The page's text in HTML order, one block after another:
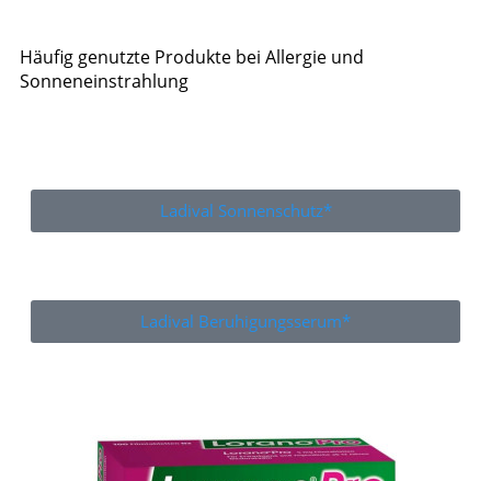
Häufig genutzte Produkte bei Allergie und
Sonneneinstrahlung
Ladival Sonnenschutz*
Ladival Beruhigungsserum*